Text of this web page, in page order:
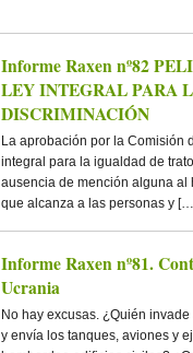
Informe Raxen nº82
LEY INTEGRAL PARA
DISCRIMINACIÓN
La aprobación por la Comisión
integral para la igualdad de
ausencia de mención alguna al
que alcanza a las personas y
Informe Raxen nº81.
Ucrania
No hay excusas. ¿Quién
y envía los tanques, aviones y